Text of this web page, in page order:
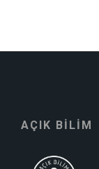
AÇIK BİLİM